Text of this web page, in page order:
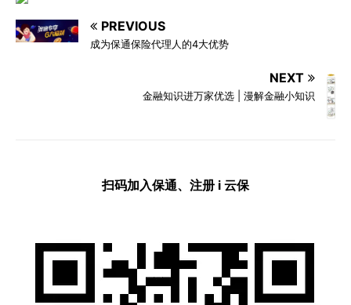
PREVIOUS
成为保通保险代理人的4大优势
NEXT
金融知识进万家优选 | 漫解金融小知识
扫码加入保通、注册 i 云保